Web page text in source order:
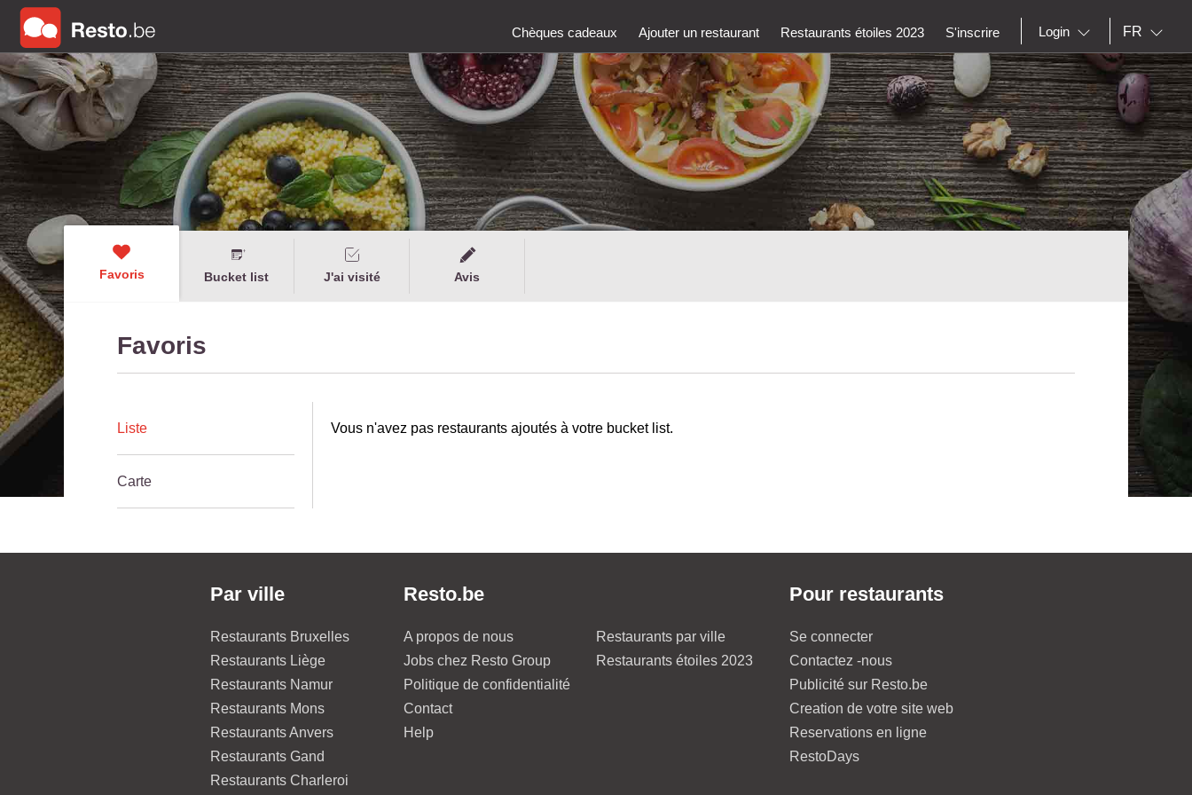
Chèques cadeaux Ajouter un restaurant Restaurants étoiles 2023 S'inscrire Login FR
Favoris Bucket list J'ai visité Avis
Favoris
Liste
Carte
Vous n'avez pas restaurants ajoutés à votre bucket list.
Par ville
Restaurants Bruxelles
Restaurants Liège
Restaurants Namur
Restaurants Mons
Restaurants Anvers
Restaurants Gand
Restaurants Charleroi
Resto.be
A propos de nous
Jobs chez Resto Group
Politique de confidentialité
Contact
Help
Restaurants par ville
Restaurants étoiles 2023
Pour restaurants
Se connecter
Contactez -nous
Publicité sur Resto.be
Creation de votre site web
Reservations en ligne
RestoDays